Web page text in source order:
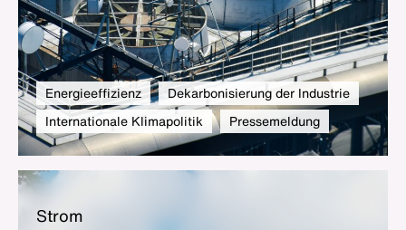
Energieeffizienz
Dekarbonisierung der Industrie
Internationale Klimapolitik
Pressemeldung
Strom